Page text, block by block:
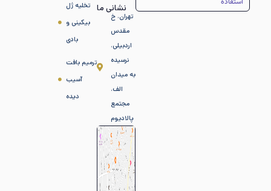
تخلیه ژل
بیکینی و
بادی
ترمیم بافت
آسیب
دیده
نشانی ما
تهران، خ
مقدس
اردبیلی،
نرسیده
به میدان
الف،
مجتمع
پالادیوم